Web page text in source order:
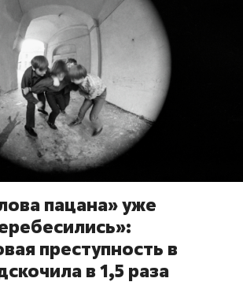
пацана» уже
преступность в
в 1,5 раза